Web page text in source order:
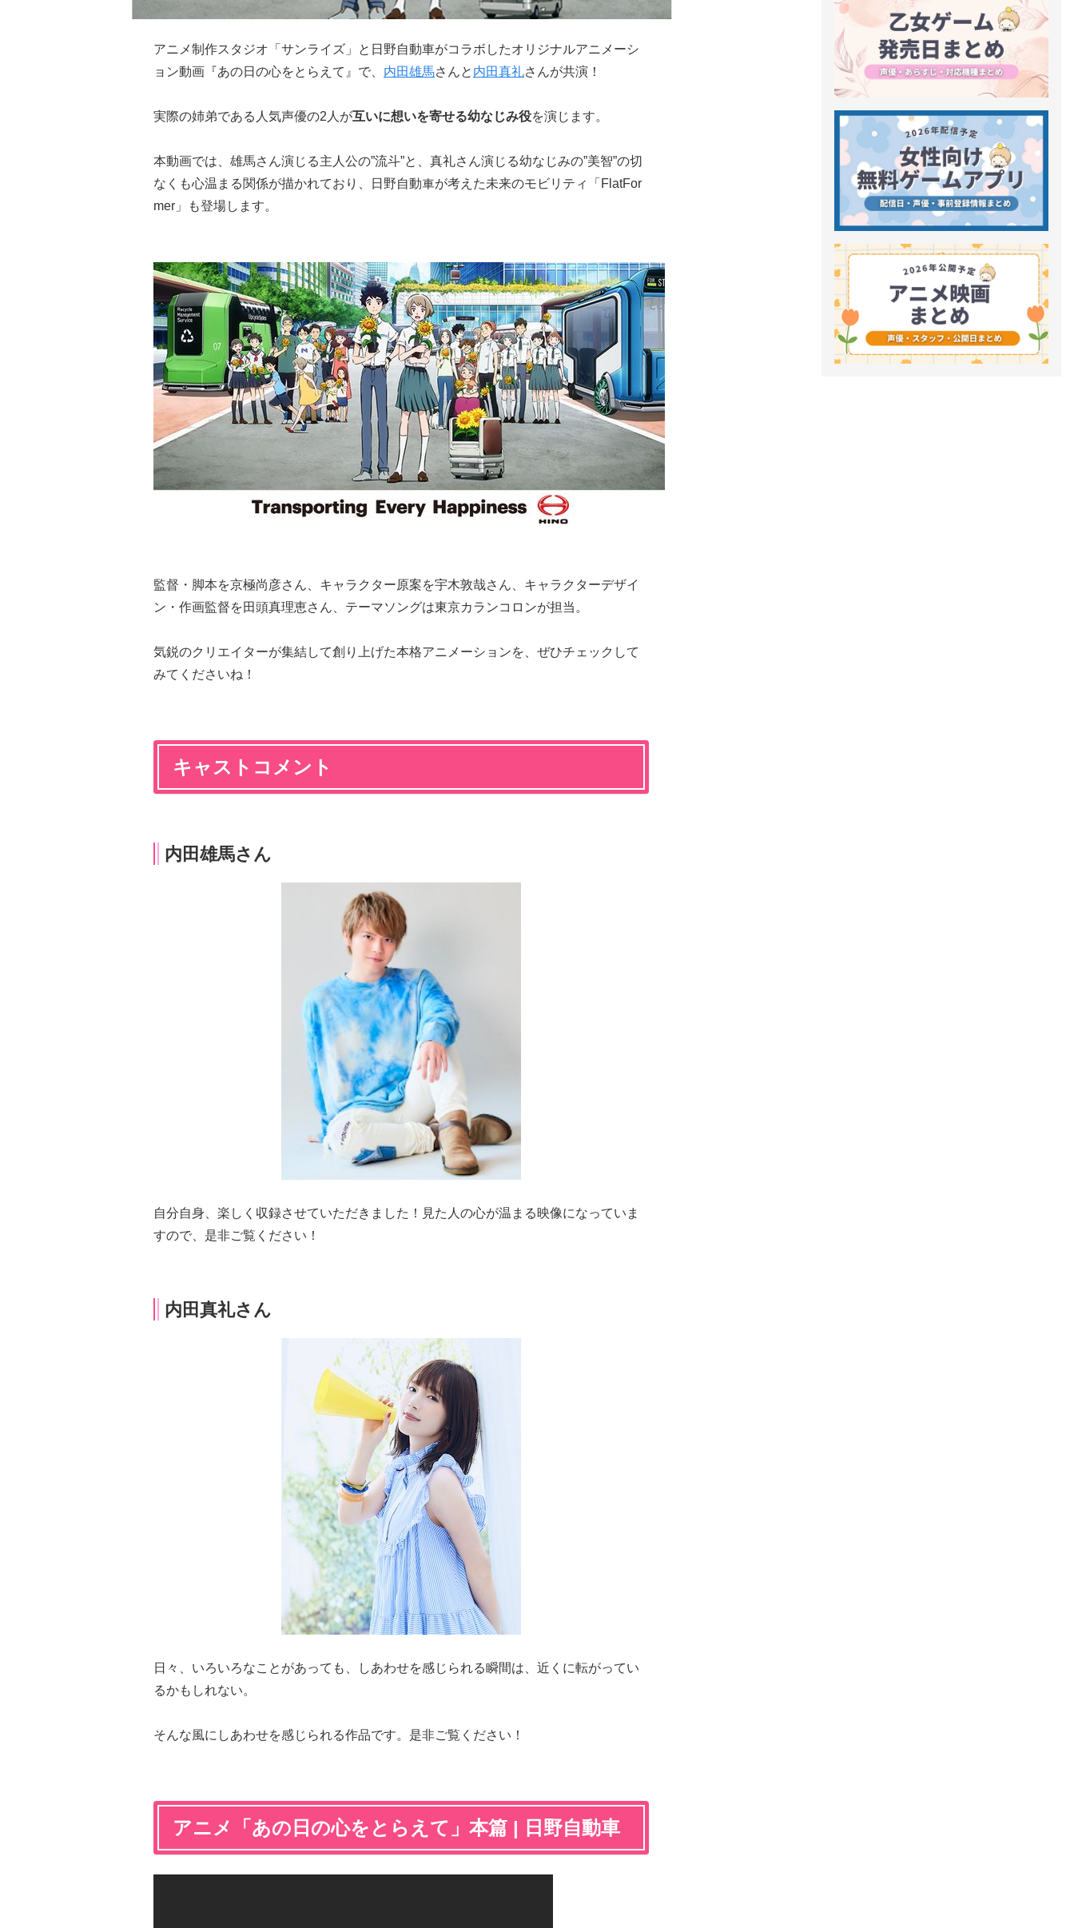
アニメ制作スタジオ「サンライズ」と日野自動車がコラボしたオリジナルアニメーシ
ョン動画『あの日の心をとらえて』で、 内田雄馬さんと 内田真礼さんが共演！
実際の姉弟である人気声優の2人が互いに想いを寄せる幼なじみ役を演じます。
本動画では、雄馬さん演じる主人公の”流斗”と、真礼さん演じる幼なじみの”美智”の切
なくも心温まる関係が描かれており、日野自動車が考えた未来のモビリティ「FlatFor
mer」も登場します。
監督・脚本を京極尚彦さん、キャラクター原案を宇木敦哉さん、キャラクターデザイ
ン・作画監督を田頭真理恵さん、テーマソングは東京カランコロンが担当。
気鋭のクリエイターが集結して創り上げた本格アニメーションを、ぜひチェックして
みてくださいね！
キャストコメント
内田雄馬さん
自分自身、楽しく収録させていただきました！見た人の心が温まる映像になっていま
すので、是非ご覧ください！
内田真礼さん
日々、いろいろなことがあっても、しあわせを感じられる瞬間は、近くに転がってい
るかもしれない。
そんな風にしあわせを感じられる作品です。是非ご覧ください！
アニメ「あの日の心をとらえて」本篇 | 日野自動車